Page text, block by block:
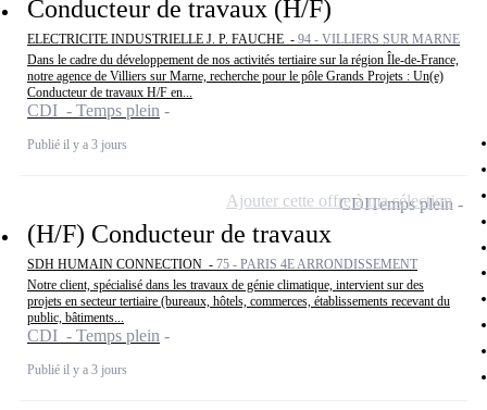
Conducteur de travaux (H/F)
ELECTRICITE INDUSTRIELLE J. P. FAUCHE - 94 - VILLIERS SUR MARNE
Dans le cadre du développement de nos activités tertiaire sur la région Île-de-France,
notre agence de Villiers sur Marne, recherche pour le pôle Grands Projets : Un(e)
Conducteur de travaux H/F en...
CDI - Temps plein
Publié il y a 3 jours
(H/F) Conducteur de travaux
SDH HUMAIN CONNECTION - 75 - PARIS 4E ARRONDISSEMENT
Notre client, spécialisé dans les travaux de génie climatique, intervient sur des
projets en secteur tertiaire (bureaux, hôtels, commerces, établissements recevant du
public, bâtiments...
CDI - Temps plein
Publié il y a 3 jours
CDITemps plein
Ajouter cette offre à ma sélection